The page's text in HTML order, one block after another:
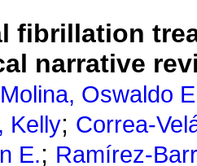
fibrillation
narrative
Oswaldo
Kelly; Correa-
E.; Ramírez-